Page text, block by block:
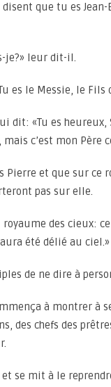
que tu es
je?» leur dit-il.
es le Messie, le Fils
dit: «Tu es heureux,
c’est mon Père
Pierre et que sur ce
pas sur elle.
royaume des cieux:
été délié au ciel.»
de ne dire à
à montrer à
des chefs des
se mit à le